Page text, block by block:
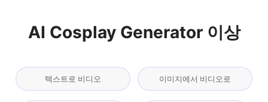
AI Cosplay Generator 이상
텍스트로 비디오 이미지에서 비디오로